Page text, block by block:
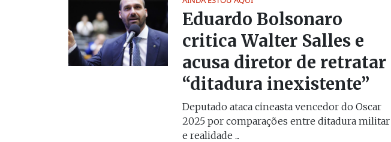
Eduardo Bolsonaro
critica Walter Salles e
acusa diretor de retratar
“ditadura inexistente”
Deputado ataca cineasta vencedor do Oscar
2025 por comparações entre ditadura militar
e realidade ...